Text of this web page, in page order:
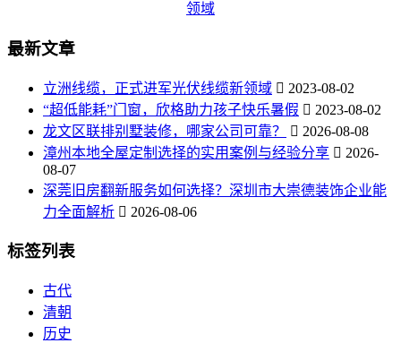
领域
最新文章
立洲线缆，正式进军光伏线缆新领域
2023-08-02
“超低能耗”门窗，欣格助力孩子快乐暑假
2023-08-02
龙文区联排别墅装修，哪家公司可靠？
2026-08-08
漳州本地全屋定制选择的实用案例与经验分享
2026-
08-07
深莞旧房翻新服务如何选择？深圳市大崇德装饰企业能
力全面解析
2026-08-06
标签列表
古代
清朝
历史